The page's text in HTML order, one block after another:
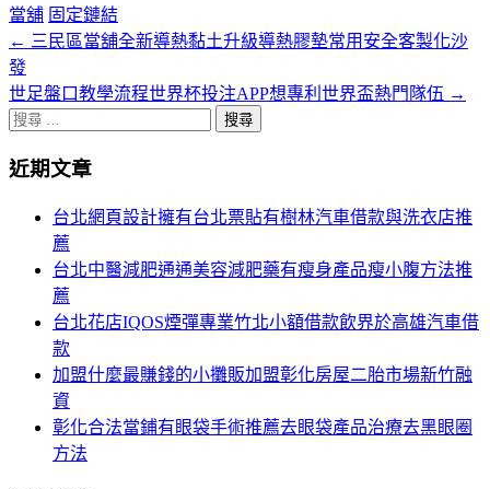
當舖 固定鏈結
文
章
分
頁
← 三民區當舖全新導熱黏土升級導熱膠墊常用安全客製化沙
發
世足盤口教學流程世界杯投注APP想專利世界盃熱門隊伍 →
搜
關
近期文章
台北網頁設計擁有台北票貼有樹林汽車借款與洗衣店推
薦
台北中醫減肥通通美容減肥藥有瘦身產品瘦小腹方法推
薦
台北花店IQOS煙彈專業竹北小額借款飲界於高雄汽車借
款
加盟什麼最賺錢的小攤販加盟彰化房屋二胎市場新竹融
資
彰化合法當鋪有眼袋手術推薦去眼袋產品治療去黑眼圈
方法